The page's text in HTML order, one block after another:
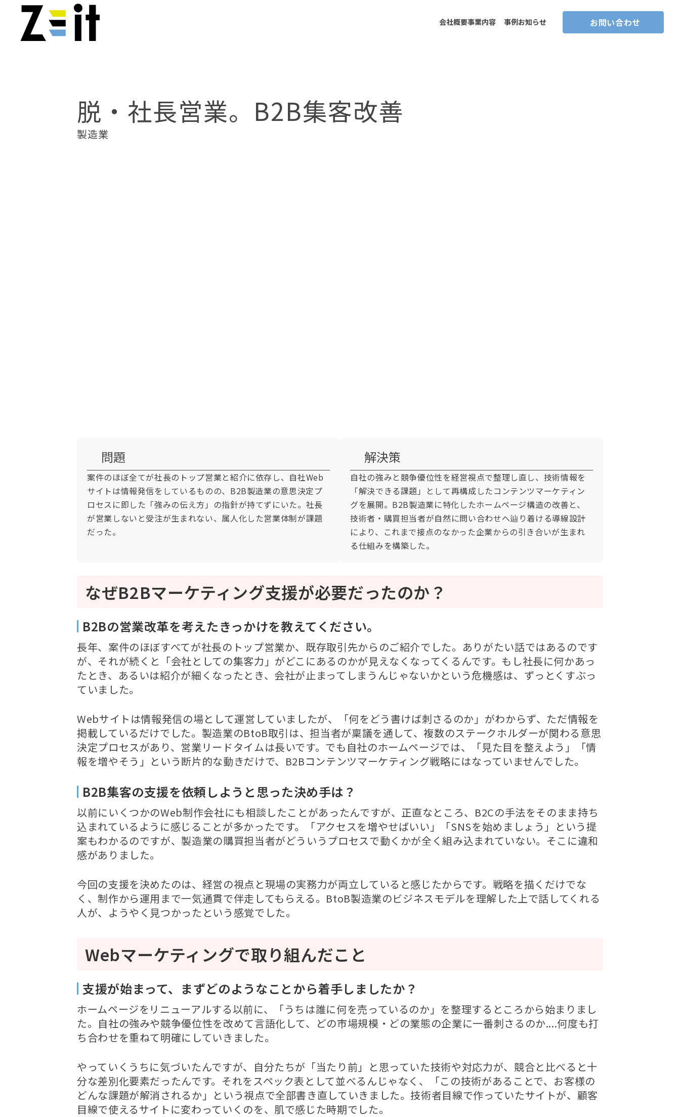
会社概要事業内容 事例お知らせ お問い合わせ
脱・社長営業。B2B集客改善
製造業
問題
案件のほぼ全てが社長のトップ営業と紹介に依存し、自社Web
サイトは情報発信をしているものの、B2B製造業の意思決定プ
ロセスに即した「強みの伝え方」の指針が持てずにいた。社長
が営業しないと受注が生まれない、属人化した営業体制が課題
だった。
解決策
自社の強みと競争優位性を経営視点で整理し直し、技術情報を
「解決できる課題」として再構成したコンテンツマーケティン
グを展開。B2B製造業に特化したホームページ構造の改善と、
技術者・購買担当者が自然に問い合わせへ辿り着ける導線設計
により、これまで接点のなかった企業からの引き合いが生まれ
る仕組みを構築した。
なぜB2Bマーケティング支援が必要だったのか？
B2Bの営業改革を考えたきっかけを教えてください。
長年、案件のほぼすべてが社長のトップ営業か、既存取引先からのご紹介でした。ありがたい話ではあるのです
が、それが続くと「会社としての集客力」がどこにあるのかが見えなくなってくるんです。もし社長に何かあっ
たとき、あるいは紹介が細くなったとき、会社が止まってしまうんじゃないかという危機感は、ずっとくすぶっ
ていました。
Webサイトは情報発信の場として運営していましたが、「何をどう書けば刺さるのか」がわからず、ただ情報を
掲載しているだけでした。製造業のBtoB取引は、担当者が稟議を通して、複数のステークホルダーが関わる意思
決定プロセスがあり、営業リードタイムは長いです。でも自社のホームページでは、「見た目を整えよう」「情
報を増やそう」という断片的な動きだけで、B2Bコンテンツマーケティング戦略にはなっていませんでした。
B2B集客の支援を依頼しようと思った決め手は？
以前にいくつかのWeb制作会社にも相談したことがあったんですが、正直なところ、B2Cの手法をそのまま持ち
込まれているように感じることが多かったです。「アクセスを増やせばいい」「SNSを始めましょう」という提
案もわかるのですが、製造業の購買担当者がどういうプロセスで動くかが全く組み込まれていない。そこに違和
感がありました。
今回の支援を決めたのは、経営の視点と現場の実務力が両立していると感じたからです。戦略を描くだけでな
く、制作から運用まで一気通貫で伴走してもらえる。BtoB製造業のビジネスモデルを理解した上で話してくれる
人が、ようやく見つかったという感覚でした。
Webマーケティングで取り組んだこと
支援が始まって、まずどのようなことから着手しましたか？
ホームページをリニューアルする以前に、「うちは誰に何を売っているのか」を整理するところから始まりまし
た。自社の強みや競争優位性を改めて言語化して、どの市場規模・どの業態の企業に一番刺さるのか....何度も打
ち合わせを重ねて明確にしていきました。
やっていくうちに気づいたんですが、自分たちが「当たり前」と思っていた技術や対応力が、競合と比べると十
分な差別化要素だったんです。それをスペック表として並べるんじゃなく、「この技術があることで、お客様の
どんな課題が解消されるか」という視点で全部書き直していきました。技術者目線で作っていたサイトが、顧客
目線で使えるサイトに変わっていくのを、肌で感じた時期でした。